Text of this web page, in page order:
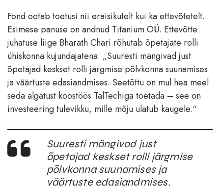
Fond ootab toetusi nii eraisikutelt kui ka ettevõtetelt.
Esimese panuse on andnud Titanium OÜ. Ettevõtte
juhatuse liige Bharath Chari rõhutab õpetajate rolli
ühiskonna kujundajatena: „Suuresti mängivad just
õpetajad keskset rolli järgmise põlvkonna suunamises
ja väärtuste edasiandmises. Seetõttu on mul hea meel
seda algatust koostöös TalTechiga toetada – see on
investeering tulevikku, mille mõju ulatub kaugele.“
Suuresti mängivad just
õpetajad keskset rolli järgmise
põlvkonna suunamises ja
väärtuste edasiandmises.